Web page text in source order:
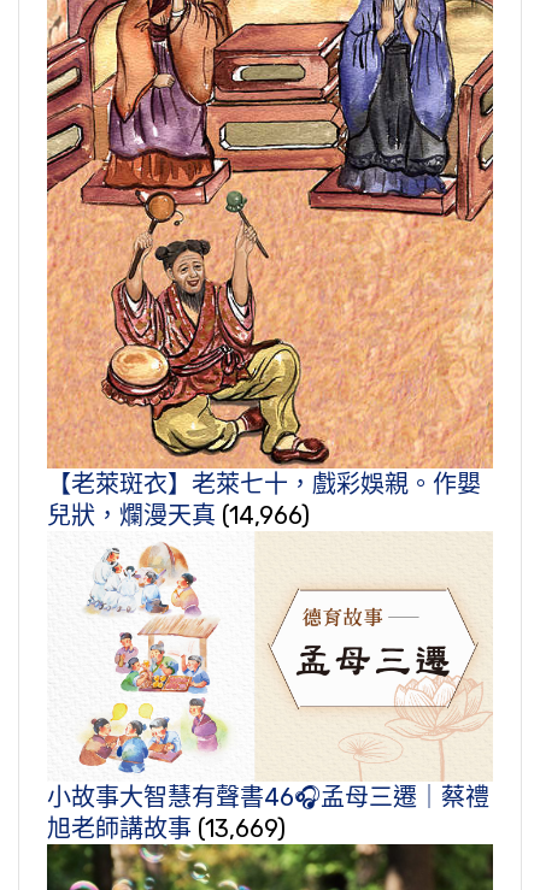
【老萊斑衣】老萊七十，戲彩娛親。作嬰
兒狀，爛漫天真 (14,966)
小故事大智慧有聲書46🎧孟母三遷｜蔡禮
旭老師講故事 (13,669)